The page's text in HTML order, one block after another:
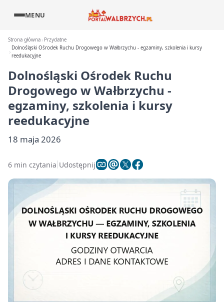
MENU
Strona główna
Przydatne
Dolnośląski Ośrodek Ruchu Drogowego w Wałbrzychu - egzaminy, szkolenia i kursy
reedukacyjne
Dolnośląski Ośrodek Ruchu
Drogowego w Wałbrzychu -
egzaminy, szkolenia i kursy
reedukacyjne
18 maja 2026
6 min czytania Udostępnij